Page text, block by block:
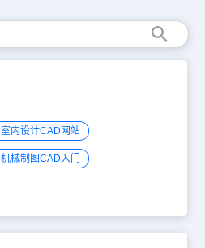
室内设计CAD网站
机械制图CAD入门